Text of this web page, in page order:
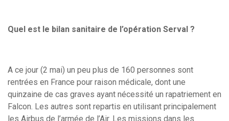
Quel est le bilan sanitaire de l’opération Serval ?
A ce jour (2 mai) un peu plus de 160 personnes sont
rentrées en France pour raison médicale, dont une
quinzaine de cas graves ayant nécessité un rapatriement en
Falcon. Les autres sont repartis en utilisant principalement
les Airbus de l’armée de l’Air. Les missions dans les